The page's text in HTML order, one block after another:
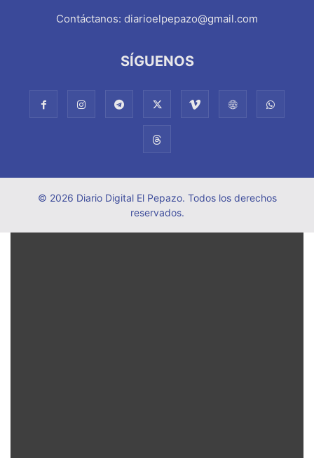
Contáctanos: diarioelpepazo@gmail.com
SÍGUENOS
© 2026 Diario Digital El Pepazo. Todos los derechos
reservados.